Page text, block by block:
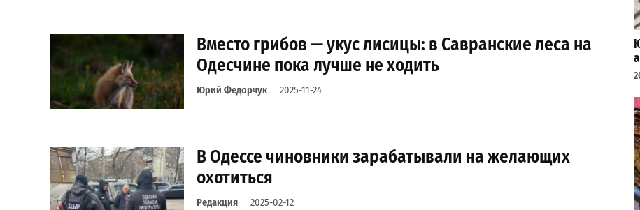
Вместо грибов — укус лисицы: в Савранские леса на
Одесчине пока лучше не ходить
Юрий Федорчук 2025-11-24
В Одессе чиновники зарабатывали на желающих
охотиться
Редакция 2025-02-12